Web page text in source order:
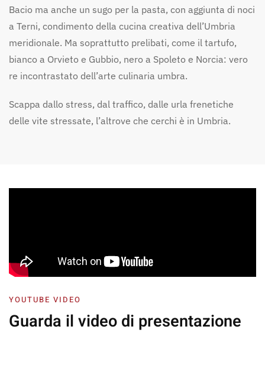
Bacio ma anche un sugo per la pasta, con aggiunta di noci
a Terni, condimento della cucina creativa dell’Umbria
meridionale. Ma soprattutto prelibati, come il tartufo,
bianco a Orvieto e Gubbio, nero a Spoleto e Norcia: vero
re incontrastato dell’arte culinaria umbra.
Scappa dallo stress, dal traffico, dalle urla frenetiche
delle vite stressate, l’altrove che cerchi è in Umbria.
YOUTUBE VIDEO
Guarda il video di presentazione